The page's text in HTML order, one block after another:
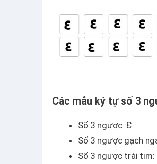
Các mẫu ký tự số 3
Số 3 ngược: Ɛ
Số 3 ngược gạch
Số 3 ngược trái tim: